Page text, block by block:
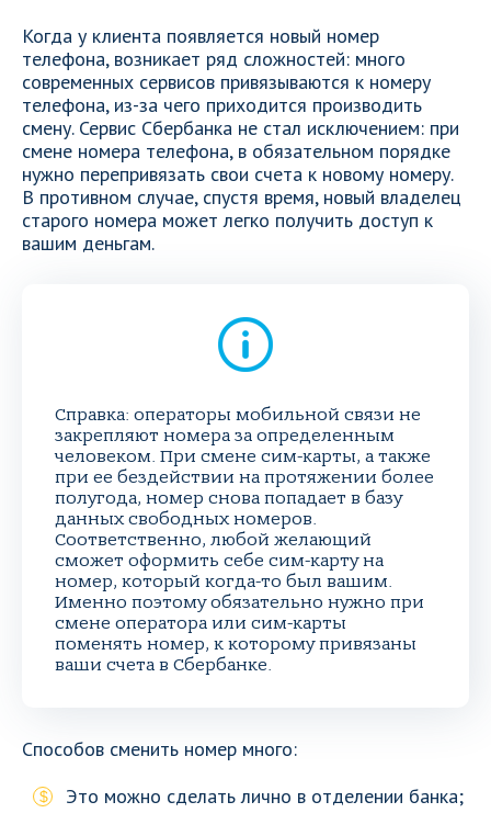
Когда у клиента появляется новый номер
телефона, возникает ряд сложностей: много
современных сервисов привязываются к номеру
телефона, из-за чего приходится производить
смену. Сервис Сбербанка не стал исключением: при
смене номера телефона, в обязательном порядке
нужно перепривязать свои счета к новому номеру.
В противном случае, спустя время, новый владелец
старого номера может легко получить доступ к
вашим деньгам.
Справка: операторы мобильной связи не
закрепляют номера за определенным
человеком. При смене сим-карты, а также
при ее бездействии на протяжении более
полугода, номер снова попадает в базу
данных свободных номеров.
Соответственно, любой желающий
сможет оформить себе сим-карту на
номер, который когда-то был вашим.
Именно поэтому обязательно нужно при
смене оператора или сим-карты
поменять номер, к которому привязаны
ваши счета в Сбербанке.
Способов сменить номер много:
Это можно сделать лично в отделении банка;